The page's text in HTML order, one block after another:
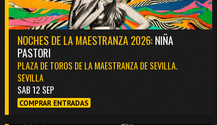
NOCHES DE LA MAESTRANZA 2026:NIÑA
PASTORI
PLAZA DE TOROS DE LA MAESTRANZA DE SEVILLA.
SEVILLA
SAB 12 SEP
COMPRAR ENTRADAS